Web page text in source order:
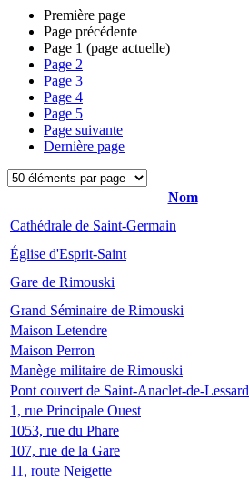
Première page
Page précédente
Page 1 (page actuelle)
Page 2
Page 3
Page 4
Page 5
Page suivante
Dernière page
Nom
Cathédrale de Saint-Germain
Église d'Esprit-Saint
Gare de Rimouski
Grand Séminaire de Rimouski
Maison Letendre
Maison Perron
Manège militaire de Rimouski
Pont couvert de Saint-Anaclet-de-Lessard
1, rue Principale Ouest
1053, rue du Phare
107, rue de la Gare
11, route Neigette